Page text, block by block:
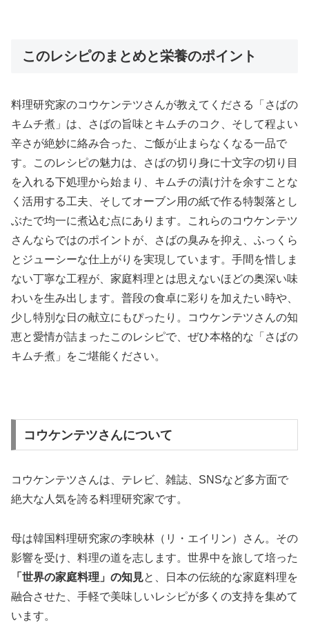
このレシピのまとめと栄養のポイント
料理研究家のコウケンテツさんが教えてくださる「さばの
キムチ煮」は、さばの旨味とキムチのコク、そして程よい
辛さが絶妙に絡み合った、ご飯が止まらなくなる一品で
す。このレシピの魅力は、さばの切り身に十文字の切り目
を入れる下処理から始まり、キムチの漬け汁を余すことな
く活用する工夫、そしてオーブン用の紙で作る特製落とし
ぶたで均一に煮込む点にあります。これらのコウケンテツ
さんならではのポイントが、さばの臭みを抑え、ふっくら
とジューシーな仕上がりを実現しています。手間を惜しま
ない丁寧な工程が、家庭料理とは思えないほどの奥深い味
わいを生み出します。普段の食卓に彩りを加えたい時や、
少し特別な日の献立にもぴったり。コウケンテツさんの知
恵と愛情が詰まったこのレシピで、ぜひ本格的な「さばの
キムチ煮」をご堪能ください。
コウケンテツさんについて
コウケンテツさんは、テレビ、雑誌、SNSなど多方面で
絶大な人気を誇る料理研究家です。
母は韓国料理研究家の李映林（リ・エイリン）さん。その
影響を受け、料理の道を志します。世界中を旅して培った
「世界の家庭料理」の知見と、日本の伝統的な家庭料理を
融合させた、手軽で美味しいレシピが多くの支持を集めて
います。